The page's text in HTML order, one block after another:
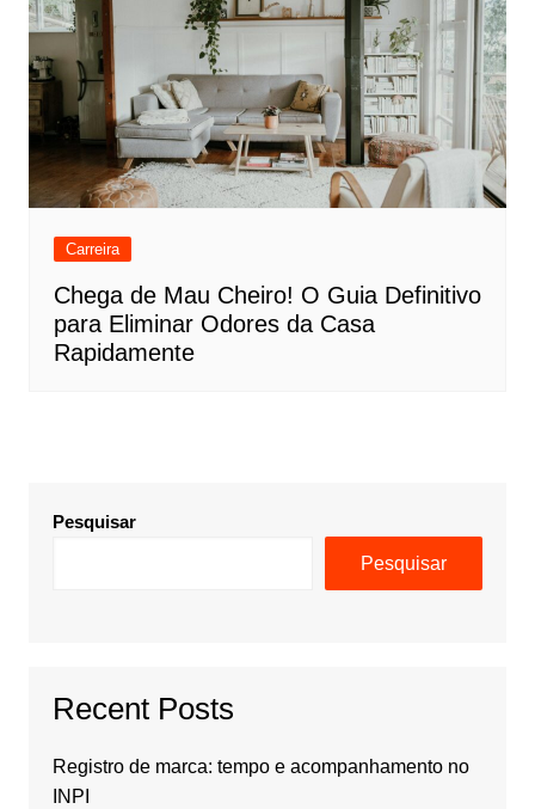
Carreira
Chega de Mau Cheiro! O Guia Definitivo
para Eliminar Odores da Casa
Rapidamente
Pesquisar
Pesquisar
Recent Posts
Registro de marca: tempo e acompanhamento no
INPI